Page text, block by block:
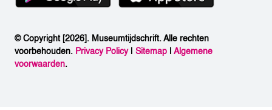
© Copyright [2026]. Museumtijdschrift. Alle rechten
voorbehouden. Privacy Policy| Sitemap |Algemene
voorwaarden.